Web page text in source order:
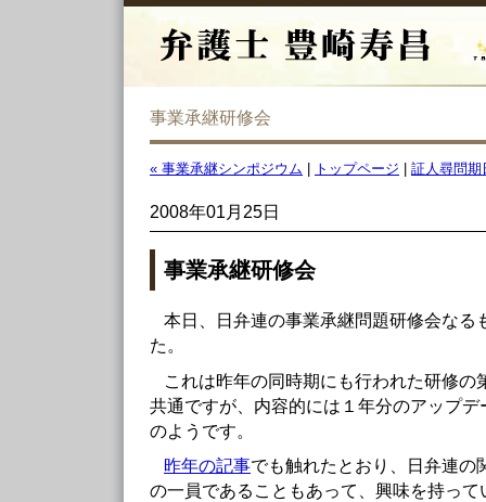
事業承継研修会
« 事業承継シンポジウム トップページ 証人尋問期
2008年01月25日
事業承継研修会
本日、日弁連の事業承継問題研修会なる
た。
これは昨年の同時期にも行われた研修の
共通ですが、内容的には１年分のアップ
のようです。
昨年の記事でも触れたとおり、日弁連の
の一員であることもあって、興味を持っ